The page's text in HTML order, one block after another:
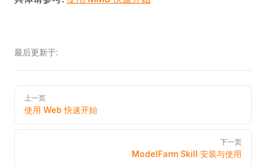
最后更新于:
Pager上一页
使用 Web 快速开始
下一页
ModelFarm Skill 安装与使用